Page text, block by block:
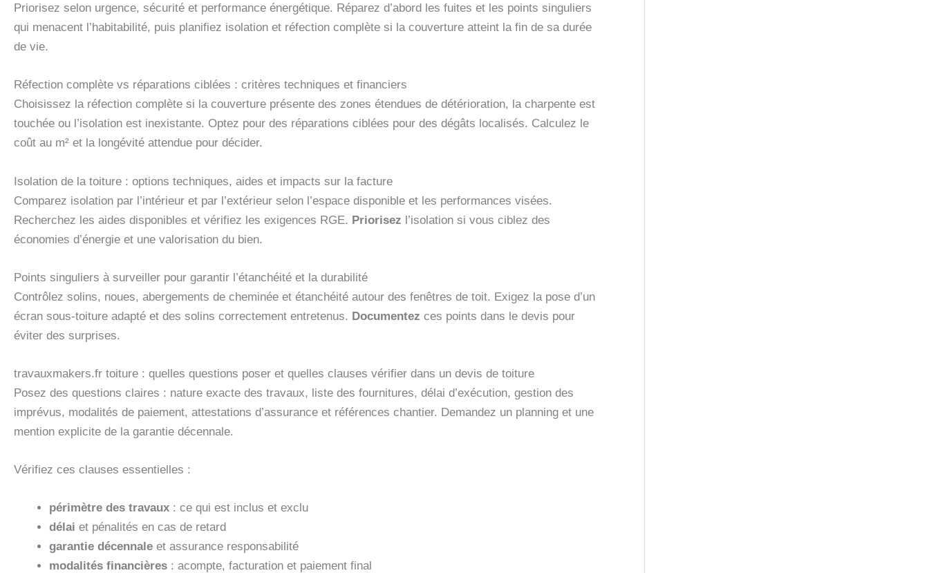
Priorisez selon urgence, sécurité et performance énergétique. Réparez d’abord les fuites et les points singuliers
qui menacent l’habitabilité, puis planifiez isolation et réfection complète si la couverture atteint la fin de sa durée
de vie.
Réfection complète vs réparations ciblées : critères techniques et financiers
Choisissez la réfection complète si la couverture présente des zones étendues de détérioration, la charpente est
touchée ou l’isolation est inexistante. Optez pour des réparations ciblées pour des dégâts localisés. Calculez le
coût au m² et la longévité attendue pour décider.
Isolation de la toiture : options techniques, aides et impacts sur la facture
Comparez isolation par l’intérieur et par l’extérieur selon l’espace disponible et les performances visées.
Recherchez les aides disponibles et vérifiez les exigences RGE. Priorisez l’isolation si vous ciblez des
économies d’énergie et une valorisation du bien.
Points singuliers à surveiller pour garantir l’étanchéité et la durabilité
Contrôlez solins, noues, abergements de cheminée et étanchéité autour des fenêtres de toit. Exigez la pose d’un
écran sous-toiture adapté et des solins correctement entretenus. Documentez ces points dans le devis pour
éviter des surprises.
travauxmakers.fr toiture : quelles questions poser et quelles clauses vérifier dans un devis de toiture
Posez des questions claires : nature exacte des travaux, liste des fournitures, délai d’exécution, gestion des
imprévus, modalités de paiement, attestations d’assurance et références chantier. Demandez un planning et une
mention explicite de la garantie décennale.
Vérifiez ces clauses essentielles :
périmètre des travaux : ce qui est inclus et exclu
délai et pénalités en cas de retard
garantie décennale et assurance responsabilité
modalités financières : acompte, facturation et paiement final